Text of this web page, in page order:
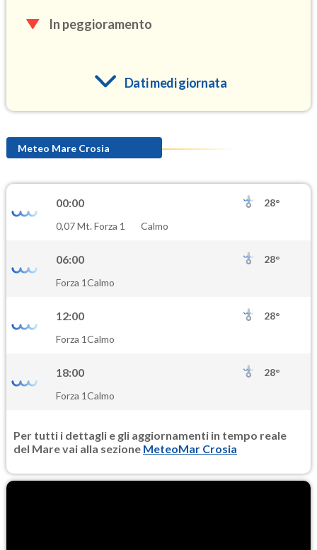
In peggioramento
Dati medi giornata
(Ozono) 98.7
(Diossido di azoto)
PM10
PM25
Meteo Mare Crosia
00:00
28°
0,07 Mt. Forza 1
Calmo
06:00
28°
Forza 1Calmo
12:00
28°
Forza 1Calmo
18:00
28°
Forza 1Calmo
Per tutti i dettagli e gli aggiornamenti in tempo reale
del Mare vai alla sezione MeteoMar Crosia